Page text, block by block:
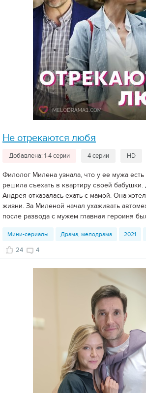
Не отрекаются любя
Добавлена: 1-4 серии 4 серии HD
Филолог Милена узнала, что у ее мужа
решила съехать в квартиру своей
Андрея отказалась ехать с мамой. Она
жизни. За Миленой начал ухаживать
после развода с мужем главная героиня
Мини-сериалы Драма, мелодрама 2021
24 4